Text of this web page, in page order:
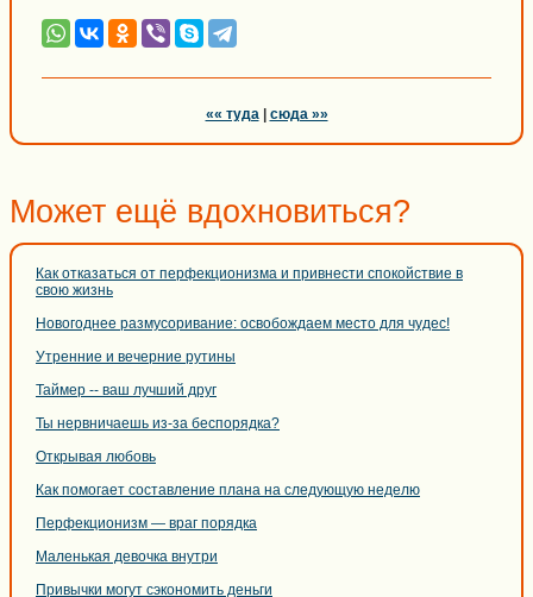
«« туда | сюда »»
Может ещё вдохновиться?
Как отказаться от перфекционизма и привнести спокойствие в
свою жизнь
Новогоднее размусоривание: освобождаем место для чудес!
Утренние и вечерние рутины
Таймер -- ваш лучший друг
Ты нервничаешь из-за беспорядка?
Открывая любовь
Как помогает составление плана на следующую неделю
Перфекционизм — враг порядка
Маленькая девочка внутри
Привычки могут сэкономить деньги